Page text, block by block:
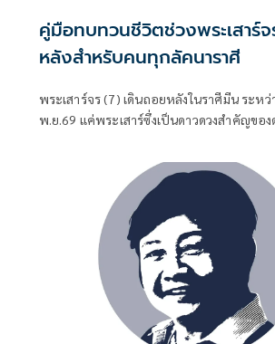
คู่มือทบทวนชีวิตช่วงพระเสาร์
หลังสำหรับคนทุกลัคนาราศี
พระเสาร์จร (7) เดินถอยหลังในราศีมีน ระหว่
พ.ย.69 แค่พระเสาร์ซึ่งเป็นดาวดวงสำคัญของ
สัญญาณจะเปลี่ยนแปลงใหญ่ในนโยบายสำคัญ